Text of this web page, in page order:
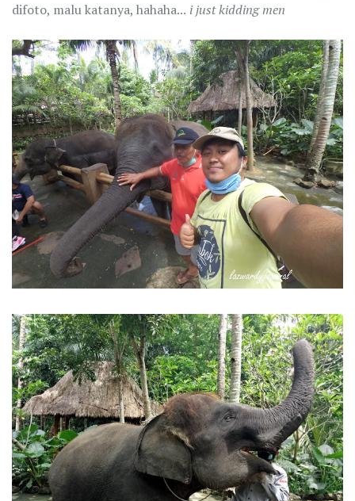
difoto, malu katanya, hahaha... i just kidding men